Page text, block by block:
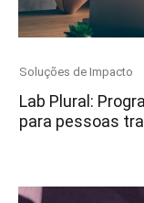
Category
Soluções de Impacto
Lab Plural:
para pessoas